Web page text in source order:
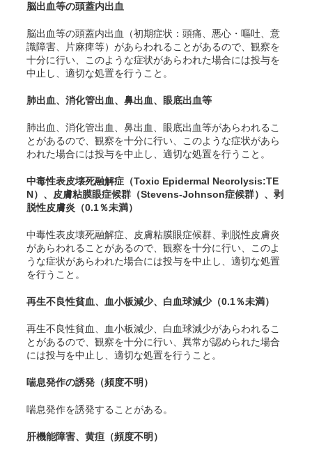
脳出血等の頭蓋内出血
脳出血等の頭蓋内出血（初期症状：頭痛、悪心・嘔吐、意
識障害、片麻痺等）があらわれることがあるので、観察を
十分に行い、このような症状があらわれた場合には投与を
中止し、適切な処置を行うこと。
肺出血、消化管出血、鼻出血、眼底出血等
肺出血、消化管出血、鼻出血、眼底出血等があらわれるこ
とがあるので、観察を十分に行い、このような症状があら
われた場合には投与を中止し、適切な処置を行うこと。
中毒性表皮壊死融解症（Toxic Epidermal Necrolysis:TE
N）、皮膚粘膜眼症候群（Stevens-Johnson症候群）、剥
脱性皮膚炎（0.1％未満）
中毒性表皮壊死融解症、皮膚粘膜眼症候群、剥脱性皮膚炎
があらわれることがあるので、観察を十分に行い、このよ
うな症状があらわれた場合には投与を中止し、適切な処置
を行うこと。
再生不良性貧血、血小板減少、白血球減少（0.1％未満）
再生不良性貧血、血小板減少、白血球減少があらわれるこ
とがあるので、観察を十分に行い、異常が認められた場合
には投与を中止し、適切な処置を行うこと。
喘息発作の誘発（頻度不明）
喘息発作を誘発することがある。
肝機能障害、黄疸（頻度不明）